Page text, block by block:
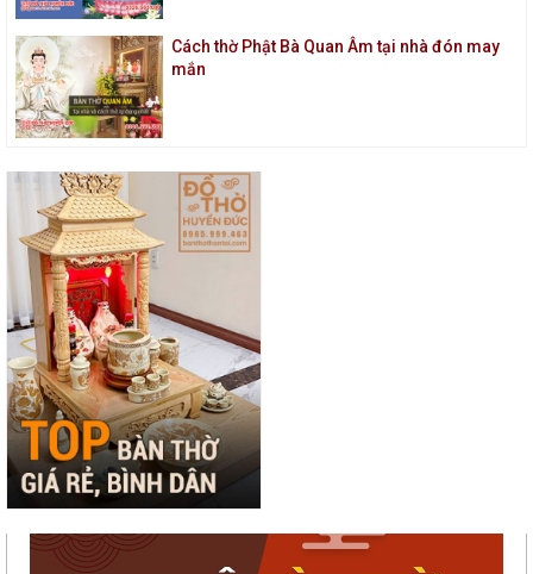
Cách thờ Phật Bà Quan Âm tại nhà đón may
mắn